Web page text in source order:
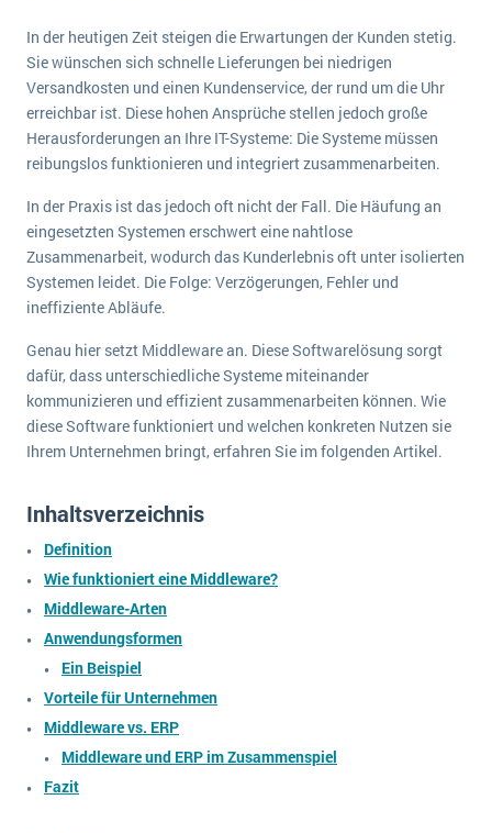
Suche
Vergleich
Auswahl
Einführung
Schulung
Auswertung
Service und Wartung
Einzelhandel
Finanzen
Grosshandel
Handel
Health Care
IKT
Installation
Maschinenbau
Medien
NGO
Logistik
Produktion
Immobilien
Services
Textil und Mode
Vermietung
Versorgung
Die 4 Komponenten eines CRM-Systems
5 Funktionen einer ERP-Software für Konzerne
Was ist Data Mining? - Ein Leitfaden für Unternehmen
Mehr über ERP-Software
wichtigsten Punkte, die es zu beachten gilt
Service Level Agreements (SLA) und ERP: Was muss man wissen?
ERP-Software für Abfallentsorger
Digitale Arbeitsaufträge in Ihrem ERP- oder FSM-System: clever und effizient
MEHR ÜBER ERP-SOFTWARE
Offene Stellen bei ERP-Lieferanten
Über uns
DSGVO/GDPR
Impressum
Kontakt
In der heutigen Zeit steigen die Erwartungen der Kunden stetig.
Sie wünschen sich schnelle Lieferungen bei niedrigen
Versandkosten und einen Kundenservice, der rund um die Uhr
erreichbar ist. Diese hohen Ansprüche stellen jedoch große
Herausforderungen an Ihre IT-Systeme: Die Systeme müssen
reibungslos funktionieren und integriert zusammenarbeiten.
In der Praxis ist das jedoch oft nicht der Fall. Die Häufung an
eingesetzten Systemen erschwert eine nahtlose
Zusammenarbeit, wodurch das Kunderlebnis oft unter isolierten
Systemen leidet. Die Folge: Verzögerungen, Fehler und
ineffiziente Abläufe.
Genau hier setzt Middleware an. Diese Softwarelösung sorgt
dafür, dass unterschiedliche Systeme miteinander
kommunizieren und effizient zusammenarbeiten können. Wie
diese Software funktioniert und welchen konkreten Nutzen sie
Ihrem Unternehmen bringt, erfahren Sie im folgenden Artikel.
Inhaltsverzeichnis
Definition
Wie funktioniert eine Middleware?
Middleware-Arten
Anwendungsformen
Ein Beispiel
Vorteile für Unternehmen
Middleware vs. ERP
Middleware und ERP im Zusammenspiel
Fazit